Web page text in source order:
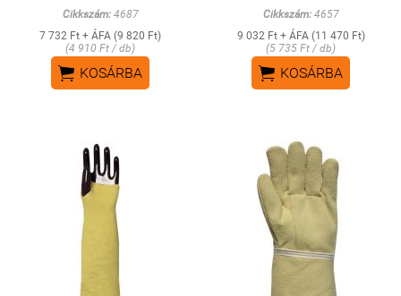
Cikkszám:4687
7 732 Ft + ÁFA (9 820 Ft)
(4 910 Ft / db)
 KOSÁRBA
Cikkszám:4657
9 032 Ft + ÁFA (11 470 Ft)
(5 735 Ft / db)
 KOSÁRBA